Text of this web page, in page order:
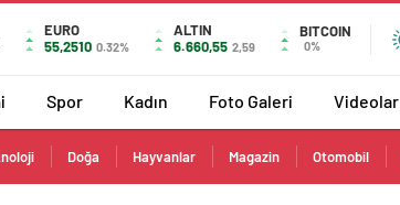
EURO
55,2510 0.32%
ALTIN
6.660,55 2,59
BITCOIN
0%
Spor Kadın Foto Galeri Videolar
Doğa Hayvanlar Magazin Otomobil